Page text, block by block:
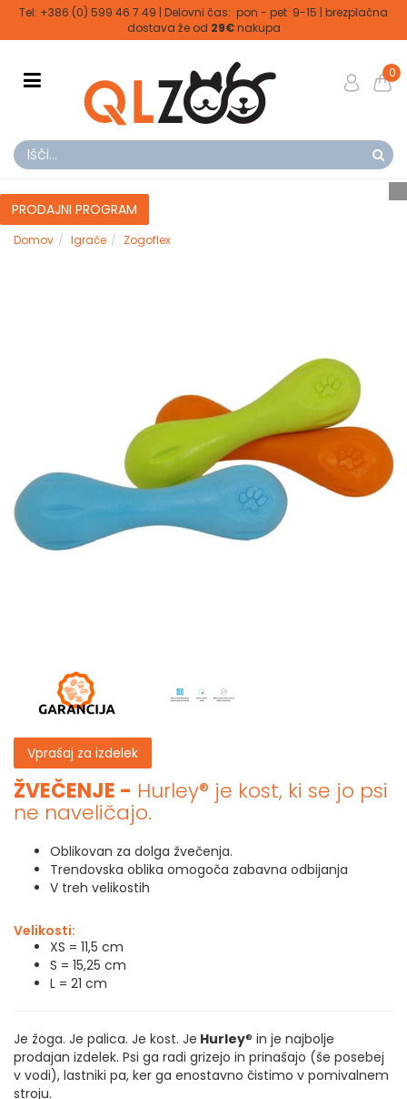
Tel: +386 (0) 599 46 7 49 | Delovni čas: pon - pet 9-15 | brezplačna
dostava že od 29€nakupa
0
PRODAJNI PROGRAM
Domov Igrače Zogoflex
Vprašaj za izdelek
ŽVEČENJE - Hurley® je kost, ki se jo psi
ne naveličajo.
Oblikovan za dolga žvečenja.
Trendovska oblika omogoča zabavna odbijanja
V treh velikostih
Velikosti:
XS = 11,5 cm
S = 15,25 cm
L = 21 cm
Je žoga. Je palica. Je kost. Je Hurley® in je najbolje
prodajan izdelek. Psi ga radi grizejo in prinašajo (še posebej
v vodi), lastniki pa, ker ga enostavno čistimo v pomivalnem
stroju.